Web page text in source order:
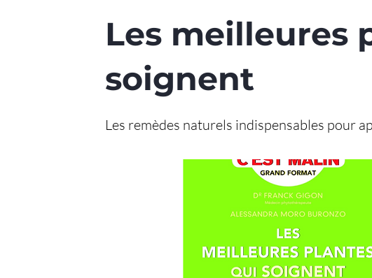
Les meilleures
soignent
Les remèdes naturels indispensables pour